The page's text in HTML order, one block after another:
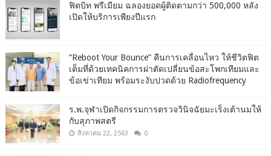
ฟิตบิท พรีเมียม ฉลองยอดผู้ติดตามกว่า 500,000 หลัง
เปิดให้บริการเพียงปีแรก
“Reboot Your Bounce” คืนการเคลื่อนไหว ให้ชีวิตฟิต
เต็มที่ด้วยเทคนิคการผ่าตัดเปลี่ยนข้อสะโพกเทียมและ
ข้อเข่าเทียม พร้อมระงับปวดด้วย Radiofrequency
ร.พ.จุฬาเปิดกิจกรรมการตรวจวินิจฉัยมะเร็งเต้านมให้
กับสุภาพสตรี
สิงหาคม 22, 2563 0